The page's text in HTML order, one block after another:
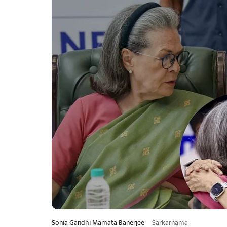
Sonia Gandhi Mamata Banerjee Sarkarnama